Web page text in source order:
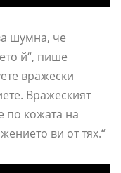
шумна, че
й“, пише
вражески
Вражеският
по кожата на
ви от тях.“